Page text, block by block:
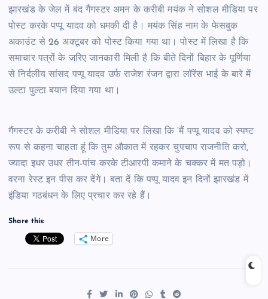
झारखंड के जेल में बंद गैंगस्टर अमन के करीबी मयंक ने सोशल मीडिया पर
पोस्ट करके पप्पू यादव को धमकी दी है। मयंक सिंह नाम के फेसबुक
अकाउंट से 26 अक्टूबर को पोस्ट किया गया था। पोस्ट में लिखा है कि
समाचार पत्रों के जरिए जानकारी मिली है कि बीते दिनों बिहार के पूर्णिया
से निर्दलीय सांसद पप्पू यादव उर्फ राजेश रंजन द्वारा लॉरेंस भाई के बारे में
उल्टा पुल्टा बयान दिया गया था।
गैंगस्टर के करीबी ने सोशल मीडिया पर लिखा कि ‘मैं पप्पू यादव को स्पष्ट
रूप से कहना चाहता हूं कि तुम औकात में रहकर चुपचाप राजनीति करो,
ज्यादा इधर उधर तीन-पांच करके टीआरपी कमाने के चक्कर में मत पड़ो।
वरना रेस्ट इन पीस कर देंगे। बता दें कि पप्पू यादव इन दिनों झारखंड में
इंडिया गठबंधन के लिए प्रचार कर रहे हैं।
Share this:
More